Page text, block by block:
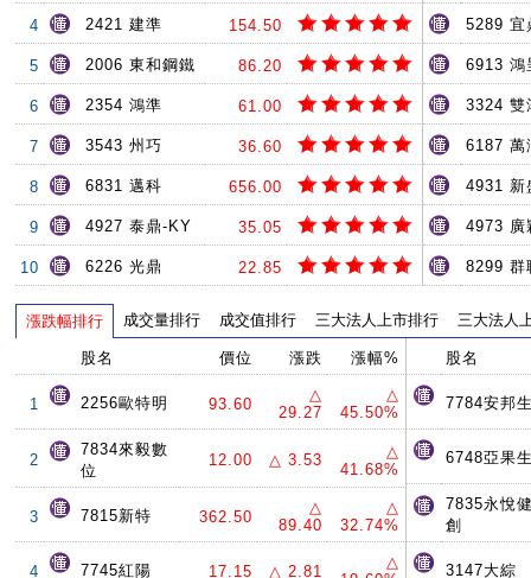
4 2421 建準 154.50
5 2006 東和鋼鐵 86.20
6 2354 鴻準 61.00
7 3543 州巧 36.60
8 6831 邁科 656.00
9 4927 泰鼎-KY 35.05
10 6226 光鼎 22.85
5289 宜
6913 鴻
3324 雙
6187 萬
4931 新
4973 廣
8299 群
漲跌幅排行 成交量排行 成交值排行 三大法人上市排行 三大法人
股名 價位 漲跌 漲幅%
1 2256歐特明 93.60
△
29.27
△
45.50%
2
7834來毅數
位
12.00 △ 3.53
△
41.68%
3 7815新特 362.50
△
89.40
△
32.74%
4 7745紅陽 17.15 △ 2.81
△
股名
7784安邦
6748亞果
7835永悅
創
3147大綜